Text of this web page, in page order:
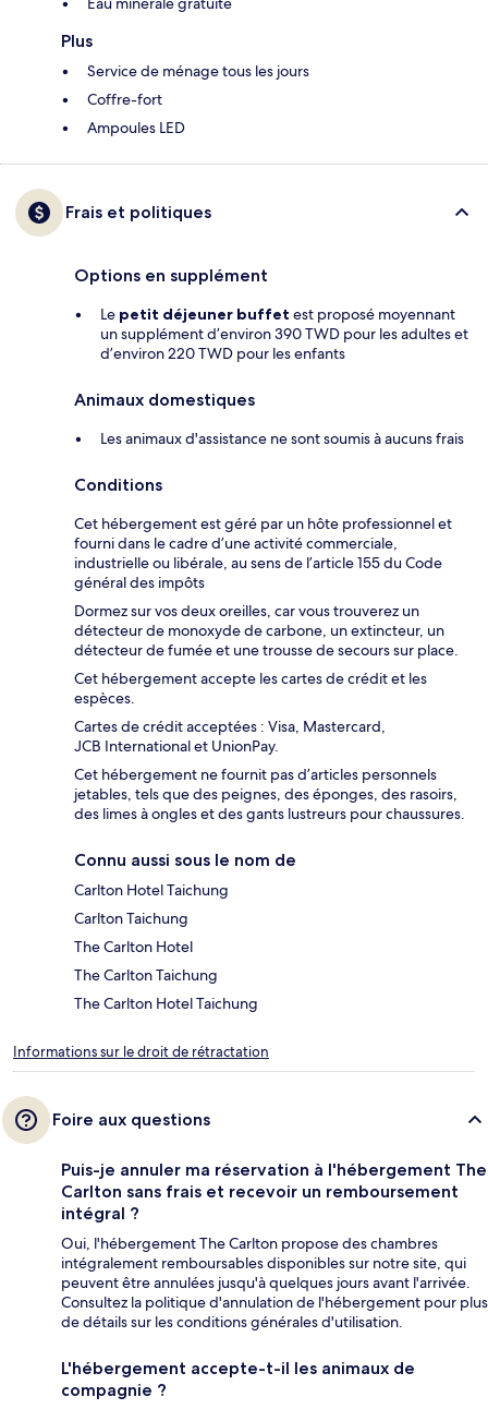
Plus
Service de ménage tous les jours
Coffre-fort
Ampoules LED
Frais et politiques
Options en supplément
Le petit déjeuner buffet est proposé moyennant
un supplément d’environ 390 TWD pour les adultes et
d’environ 220 TWD pour les enfants
Animaux domestiques
Les animaux d'assistance ne sont soumis à aucuns frais
Conditions
Cet hébergement est géré par un hôte professionnel et
fourni dans le cadre d’une activité commerciale,
industrielle ou libérale, au sens de l’article 155 du Code
général des impôts
Dormez sur vos deux oreilles, car vous trouverez un
détecteur de monoxyde de carbone, un extincteur, un
détecteur de fumée et une trousse de secours sur place.
Cet hébergement accepte les cartes de crédit et les
espèces.
Cartes de crédit acceptées : Visa, Mastercard,
JCB International et UnionPay.
Cet hébergement ne fournit pas d’articles personnels
jetables, tels que des peignes, des éponges, des rasoirs,
des limes à ongles et des gants lustreurs pour chaussures.
Connu aussi sous le nom de
Carlton Hotel Taichung
Carlton Taichung
The Carlton Hotel
The Carlton Taichung
The Carlton Hotel Taichung
Informations sur le droit de rétractation
Foire aux questions
Puis-je annuler ma réservation à l'hébergement The
Carlton sans frais et recevoir un remboursement
intégral ?
Oui, l'hébergement The Carlton propose des chambres
intégralement remboursables disponibles sur notre site, qui
peuvent être annulées jusqu'à quelques jours avant l'arrivée.
Consultez la politique d'annulation de l'hébergement pour plus
de détails sur les conditions générales d'utilisation.
L'hébergement accepte-t-il les animaux de
compagnie ?